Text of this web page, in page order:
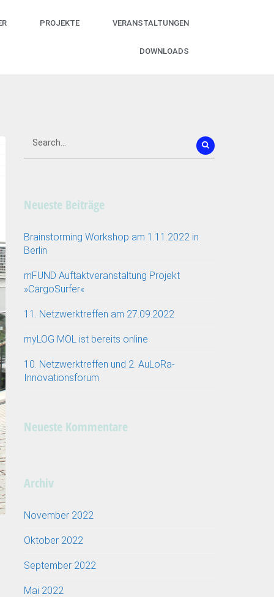
PROJEKTE VERANSTALTUNGEN
DOWNLOADS
Neueste Beiträge
Brainstorming Workshop am 1.11.2022 in
Berlin
mFUND Auftaktveranstaltung Projekt
»CargoSurfer«
11. Netzwerktreffen am 27.09.2022
myLOG MOL ist bereits online
10. Netzwerktreffen und 2. AuLoRa-
Innovationsforum
Neueste Kommentare
Archiv
November 2022
Oktober 2022
September 2022
Mai 2022